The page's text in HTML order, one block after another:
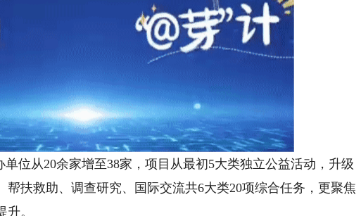
位从20余家增至38家，项目从最初5大类独立公益活动，升级
帮扶救助、调查研究、国际交流共6大类20项综合任务，更聚焦
。